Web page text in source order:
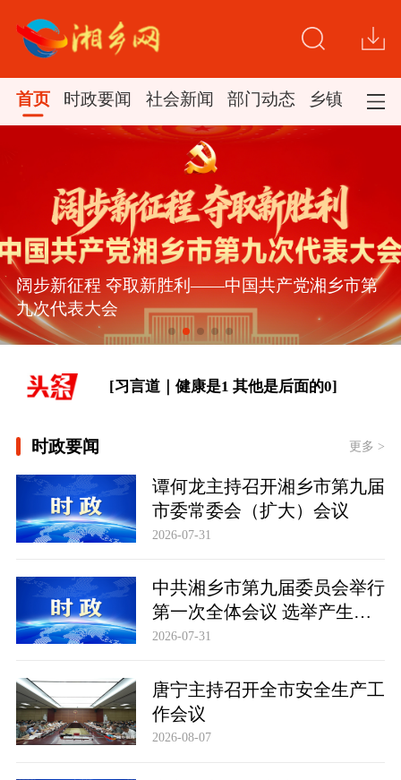
首页 时政要闻 社会新闻 部门动态 乡镇新闻
阔步新征程 夺取新胜利——中国共产党湘乡市第
九次代表大会
[“紧紧抓住那些惠及面广、牵一发而动
全身的工作”——突出重点推进健康中
国建设观察]
一见·三个关键词，读懂中国经济“半年
[构建更高水平的全民健身公共服务体
[“紧紧抓住那些惠及面广、牵一发而动
答卷”
时政要闻 更多 >
谭何龙主持召开湘乡市第九届
市委常委会（扩大）会议
2026-07-31
中共湘乡市第九届委员会举行
第一次全体会议 选举产生新
一届市委常委班子
2026-07-31
唐宁主持召开全市安全生产工
作会议
2026-08-07